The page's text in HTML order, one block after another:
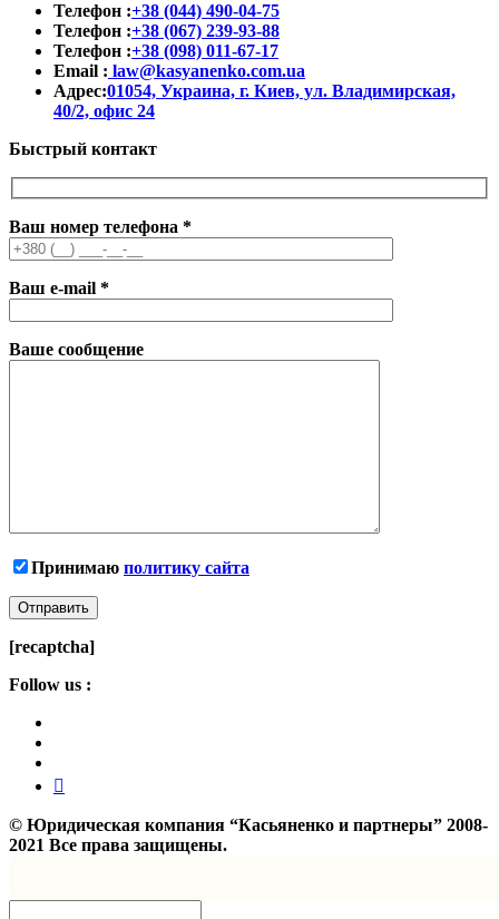
Телефон :+38 (044) 490-04-75
Телефон :+38 (067) 239-93-88
Телефон :+38 (098) 011-67-17
Email : law@kasyanenko.com.ua
Адрес:01054, Украина, г. Киев, ул. Владимирская,
40/2, офис 24
Быстрый контакт
Ваш номер телефона *
Ваш e-mail *
Ваше сообщение
Принимаю политику сайта
[recaptcha]
Follow us :
© Юридическая компания “Касьяненко и партнеры” 2008-
2021 Все права защищены.